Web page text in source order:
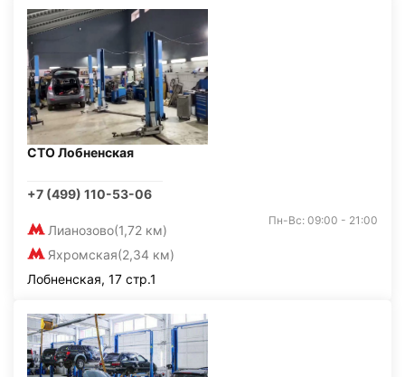
СТО Лобненская
+7 (499) 110-53-06
Лианозово(1,72 км)
Яхромская(2,34 км)
Пн-Вс: 09:00 - 21:00
Лобненская, 17 стр.1